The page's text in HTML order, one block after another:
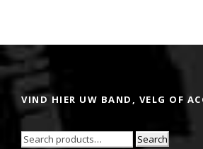
VIND HIER UW BAND, VELG OF
Search